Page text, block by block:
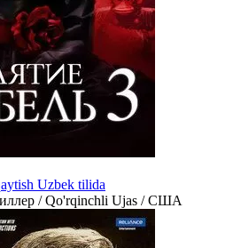
Uzbek tilida
/ Qo'rqinchli Ujas / США